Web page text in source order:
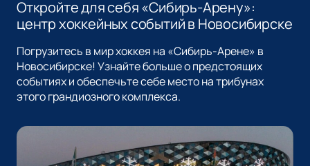
Откройте для себя «Сибирь-Арену»:
центр хоккейных событий в Новосибирске
Погрузитесь в мир хоккея на «Сибирь-Арене» в
Новосибирске! Узнайте больше о предстоящих
событиях и обеспечьте себе место на трибунах
этого грандиозного комплекса.